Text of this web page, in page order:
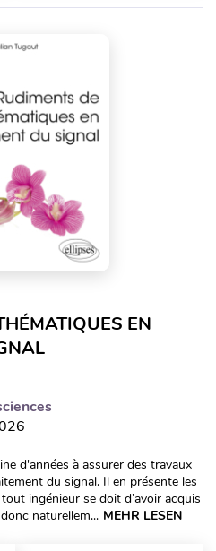
EN
d'années à assurer des travaux
du signal. Il en présente les
ingénieur se doit d’avoir acquis
naturellem... MEHR LESEN